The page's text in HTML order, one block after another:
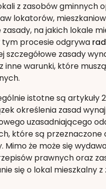
z zasobów gminnych
lokatorów,
na jakich lokale
tym procesie odgrywa
szczegółowe zasady
warunki, które
istotne są artykuły
określenia zasad
uzasadniającego
które są przeznaczone
Mimo że może się
prawnych oraz
się o lokal mieszkalny